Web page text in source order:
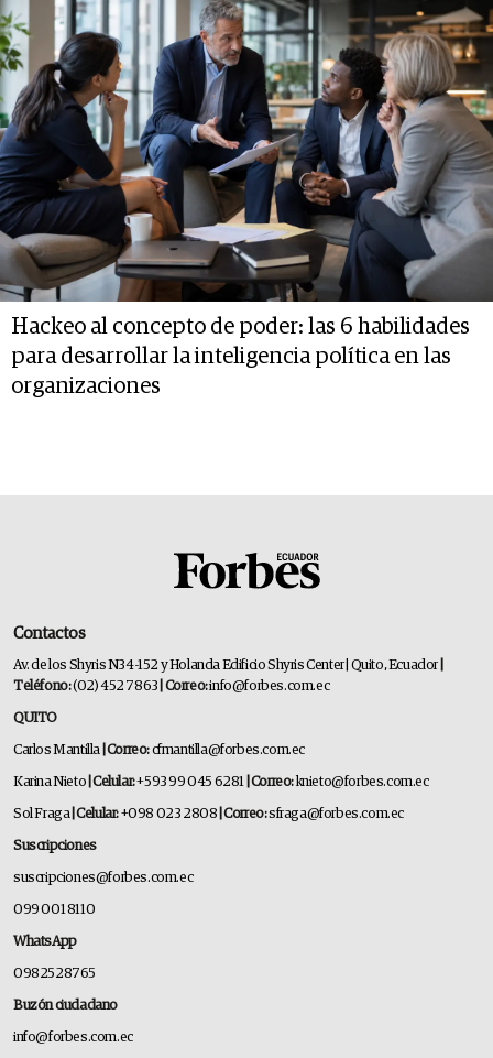
Hackeo al concepto de poder: las 6 habilidades
para desarrollar la inteligencia política en las
organizaciones
Contactos
Av. de los Shyris N34-152 y Holanda Edificio Shyris Center | Quito, Ecuador
Teléfono:(02) 452 7863 | Correo:info@forbes.com.ec
QUITO
Carlos Mantilla | Correo:cfmantilla@forbes.com.ec
Karina Nieto | Celular:+593 99 045 6281 | Correo:knieto@forbes.com.ec
Sol Fraga| Celular:+098 023 2808 | Correo:sfraga@forbes.com.ec
Suscripciones
suscripciones@forbes.com.ec
099 001 8110
WhatsApp
0982528765
Buzón ciudadano
info@forbes.com.ec